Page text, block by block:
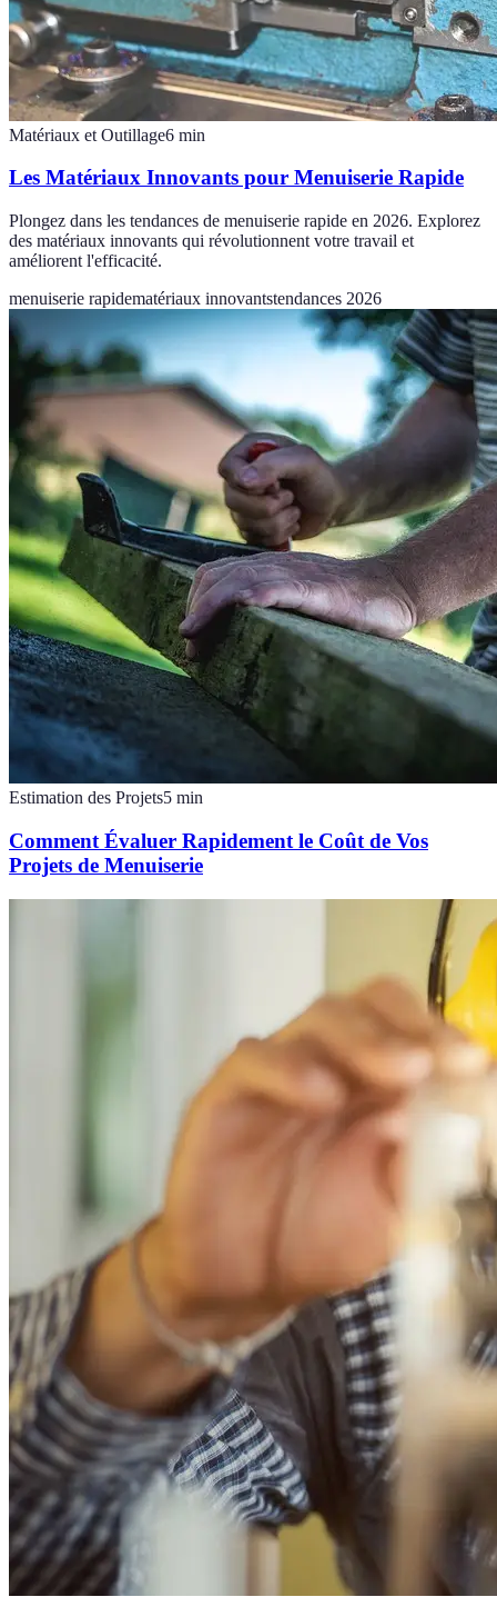
Matériaux et Outillage6 min
Les Matériaux Innovants pour Menuiserie Rapide
Plongez dans les tendances de menuiserie rapide en 2026. Explorez
des matériaux innovants qui révolutionnent votre travail et
améliorent l'efficacité.
menuiserie rapidematériaux innovantstendances 2026
Estimation des Projets5 min
Comment Évaluer Rapidement le Coût de Vos
Projets de Menuiserie